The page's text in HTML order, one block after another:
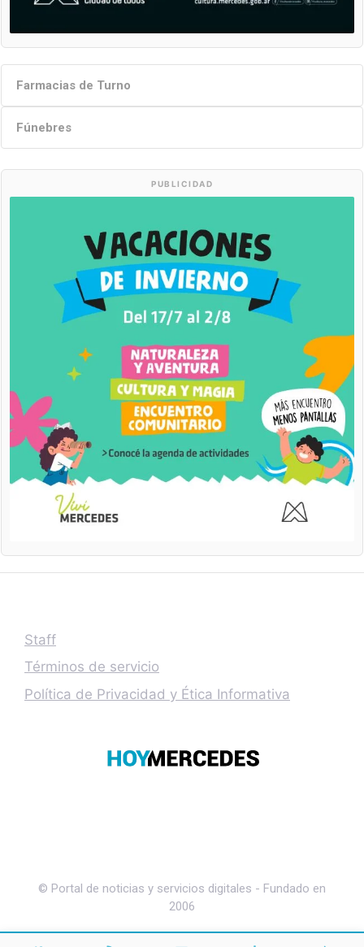
Farmacias de Turno
Fúnebres
PUBLICIDAD
Staff
Términos de servicio
Política de Privacidad y Ética Informativa
© Portal de noticias y servicios digitales - Fundado en
2006